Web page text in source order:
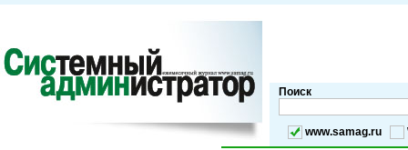
Поиск
www.samag.ru